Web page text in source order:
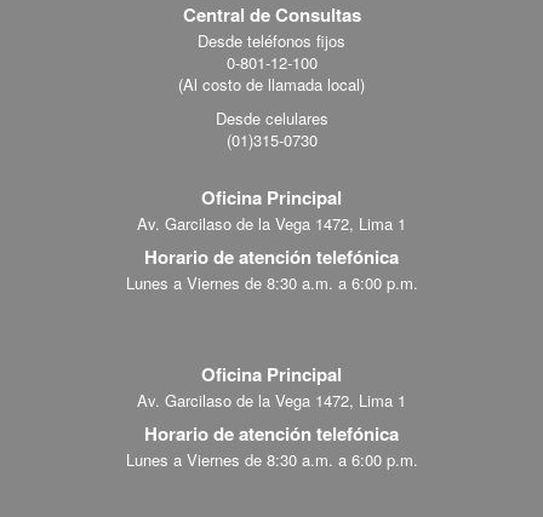
Central de Consultas
Desde teléfonos fijos
0-801-12-100
(Al costo de llamada local)
Desde celulares
(01)315-0730
Oficina Principal
Av. Garcilaso de la Vega 1472, Lima 1
Horario de atención telefónica
Lunes a Viernes de 8:30 a.m. a 6:00 p.m.
Oficina Principal
Av. Garcilaso de la Vega 1472, Lima 1
Horario de atención telefónica
Lunes a Viernes de 8:30 a.m. a 6:00 p.m.